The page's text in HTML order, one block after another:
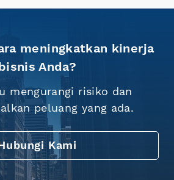
meningkatkan kinerja
Anda?
mengurangi risiko dan
peluang yang ada.
Kami